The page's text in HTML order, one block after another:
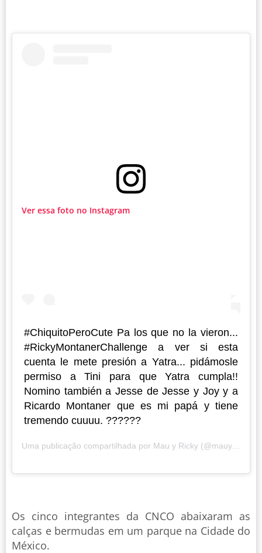
Ver essa foto no Instagram
#ChiquitoPeroCute Pa los que no la vieron...
#RickyMontanerChallenge a ver si esta
cuenta le mete presión a Yatra... pidámosle
permiso a Tini para que Yatra cumpla!!
Nomino también a Jesse de Jesse y Joy y a
Ricardo Montaner que es mi papá y tiene
tremendo cuuuu. ??????
Uma publicação compartilhada por Mau y Ricky (@mauyricky) em
Os cinco integrantes da CNCO abaixaram as
calças e bermudas em um parque na Cidade do
México.